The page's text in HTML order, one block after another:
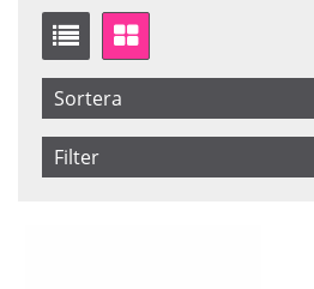
Sortera
Artikelkod
Filter